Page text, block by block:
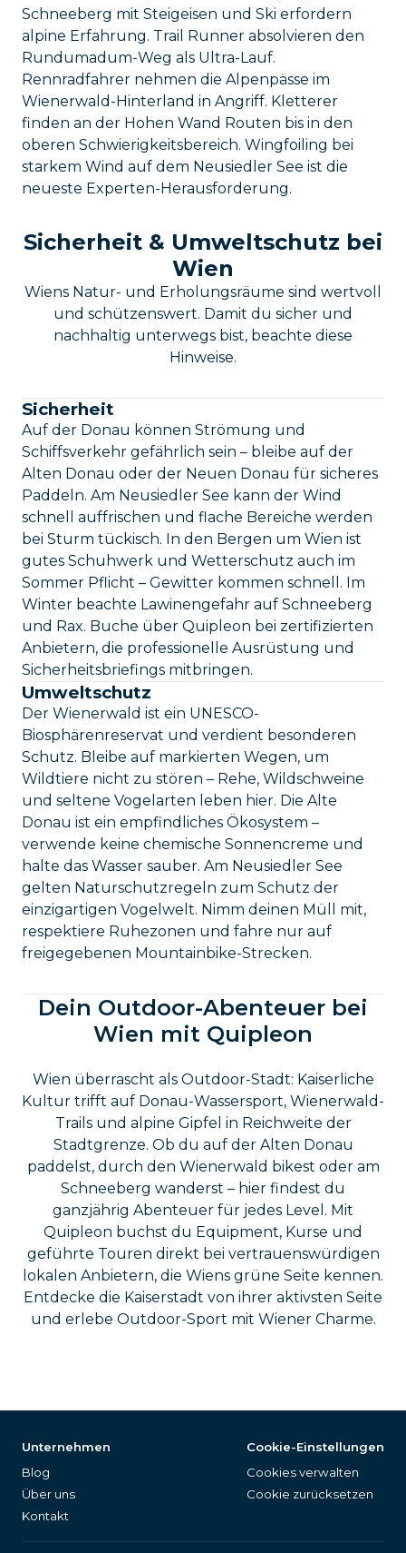
Schneeberg mit Steigeisen und Ski erfordern
alpine Erfahrung. Trail Runner absolvieren den
Rundumadum-Weg als Ultra-Lauf.
Rennradfahrer nehmen die Alpenpässe im
Wienerwald-Hinterland in Angriff. Kletterer
finden an der Hohen Wand Routen bis in den
oberen Schwierigkeitsbereich. Wingfoiling bei
starkem Wind auf dem Neusiedler See ist die
neueste Experten-Herausforderung.
Sicherheit & Umweltschutz bei
Wien
Wiens Natur- und Erholungsräume sind wertvoll
und schützenswert. Damit du sicher und
nachhaltig unterwegs bist, beachte diese
Hinweise.
Sicherheit
Auf der Donau können Strömung und
Schiffsverkehr gefährlich sein – bleibe auf der
Alten Donau oder der Neuen Donau für sicheres
Paddeln. Am Neusiedler See kann der Wind
schnell auffrischen und flache Bereiche werden
bei Sturm tückisch. In den Bergen um Wien ist
gutes Schuhwerk und Wetterschutz auch im
Sommer Pflicht – Gewitter kommen schnell. Im
Winter beachte Lawinengefahr auf Schneeberg
und Rax. Buche über Quipleon bei zertifizierten
Anbietern, die professionelle Ausrüstung und
Sicherheitsbriefings mitbringen.
Umweltschutz
Der Wienerwald ist ein UNESCO-
Biosphärenreservat und verdient besonderen
Schutz. Bleibe auf markierten Wegen, um
Wildtiere nicht zu stören – Rehe, Wildschweine
und seltene Vogelarten leben hier. Die Alte
Donau ist ein empfindliches Ökosystem –
verwende keine chemische Sonnencreme und
halte das Wasser sauber. Am Neusiedler See
gelten Naturschutzregeln zum Schutz der
einzigartigen Vogelwelt. Nimm deinen Müll mit,
respektiere Ruhezonen und fahre nur auf
freigegebenen Mountainbike-Strecken.
Dein Outdoor-Abenteuer bei
Wien mit Quipleon
Wien überrascht als Outdoor-Stadt: Kaiserliche
Kultur trifft auf Donau-Wassersport, Wienerwald-
Trails und alpine Gipfel in Reichweite der
Stadtgrenze. Ob du auf der Alten Donau
paddelst, durch den Wienerwald bikest oder am
Schneeberg wanderst – hier findest du
ganzjährig Abenteuer für jedes Level. Mit
Quipleon buchst du Equipment, Kurse und
geführte Touren direkt bei vertrauenswürdigen
lokalen Anbietern, die Wiens grüne Seite kennen.
Entdecke die Kaiserstadt von ihrer aktivsten Seite
und erlebe Outdoor-Sport mit Wiener Charme.
Unternehmen
Blog
Über uns
Kontakt
Cookie-Einstellungen
Cookies verwalten
Cookie zurücksetzen